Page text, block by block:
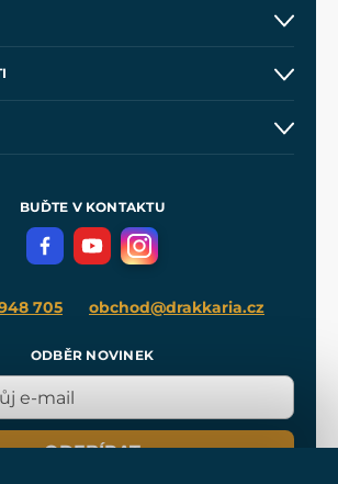
Come
BUĎTE V KONTAKTU
705 obchod@drakkaria.cz
ODBĚR NOVINEK
ODEBÍRAT